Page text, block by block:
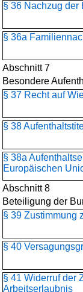
§ 36 Nachzug der
§ 36a
Abschnitt 7
Besondere
§ 37 Recht auf
§ 38
§ 38a
Europäischen
Abschnitt 8
Beteiligung der
§ 39 Zustimmung
§ 40
§ 41 Widerruf der
Arbeitserlaubnis